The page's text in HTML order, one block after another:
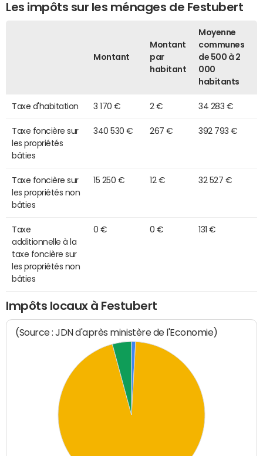
Les impôts sur les ménages de Festubert
Montant
Montant
par
habitant
Moyenne
communes
de 500 à 2
000
habitants
Taxe d'habitation 3 170 € 2 € 34 283 €
Taxe foncière sur
les propriétés
bâties
340 530 € 267 € 392 793 €
Taxe foncière sur
les propriétés non
bâties
15 250 € 12 € 32 527 €
Taxe
additionnelle à la
taxe foncière sur
les propriétés non
bâties
0 € 0 € 131 €
Impôts locaux à Festubert
(Source : JDN d'après ministère de l'Economie)